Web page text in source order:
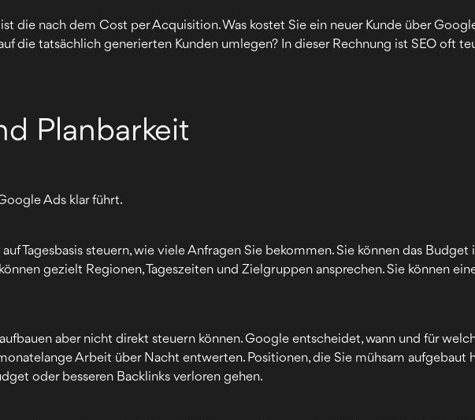
die nach dem Cost per Acquisition. Was kostet Sie ein neuer Kunde über
die tatsächlich generierten Kunden umlegen? In dieser Rechnung ist SEO oft
Planbarkeit
Ads klar führt.
Tagesbasis steuern, wie viele Anfragen Sie bekommen. Sie können das
gezielt Regionen, Tageszeiten und Zielgruppen ansprechen. Sie können
aber nicht direkt steuern können. Google entscheidet, wann und für
Arbeit über Nacht entwerten. Positionen, die Sie mühsam aufgebaut
oder besseren Backlinks verloren gehen.